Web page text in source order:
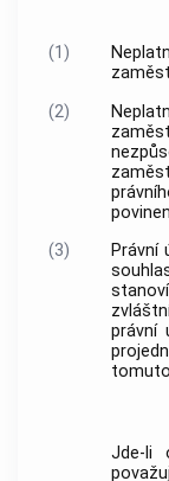
(1)
(2)
(3)
Právní
právní
tomuto
Jde-li